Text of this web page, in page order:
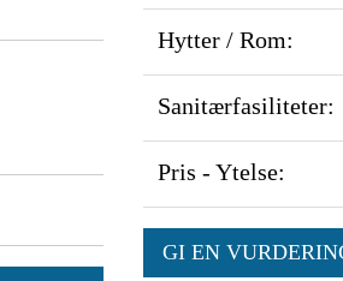
Hytter / Rom:
Sanitærfasiliteter:
Pris - Ytelse:
GI EN